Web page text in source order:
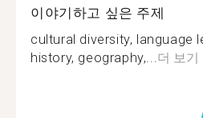
이야기하고 싶은 주제
cultural diversity, language
history, geography,...더 보기